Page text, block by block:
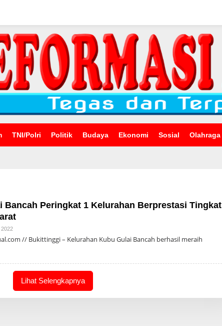
TNI/Polri Politik Budaya Ekonomi Sosial Olahraga
Bancah Peringkat 1 Kelurahan Berprestasi Tingkat
2022Oleh
// Bukittinggi – Kelurahan Kubu Gulai Bancah berhasil meraih
Lihat Selengkapnya